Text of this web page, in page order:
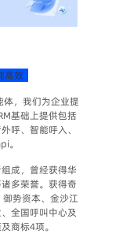
体，我们为企业提
基础上提供包括
呼、智能呼入、
成，曾经获得华
多荣誉。获得奇
势资本、金沙江
全国呼叫中心及
商标4项。